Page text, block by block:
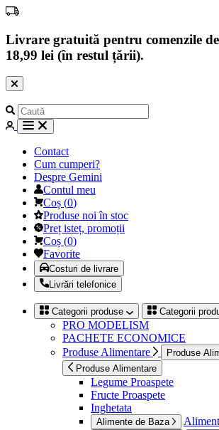
Livrare gratuită pentru comenzile
18,99 lei (în restul țării).
Contact
Cum cumperi?
Despre Gemini
Contul meu
Coș (0)
Produse noi în stoc
Preț isteț, promoții
Coș (0)
Favorite
Costuri de livrare
Livrări telefonice
Categorii produse Categorii
PRO MODELISM
PACHETE ECONOMICE
Produse Alimentare
Produse
Produse Alimentare
Legume Proaspete
Fructe Proaspete
Inghetata
Alimente de Baza